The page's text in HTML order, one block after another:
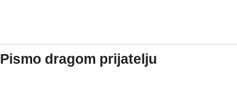
Pismo dragom prijatelju